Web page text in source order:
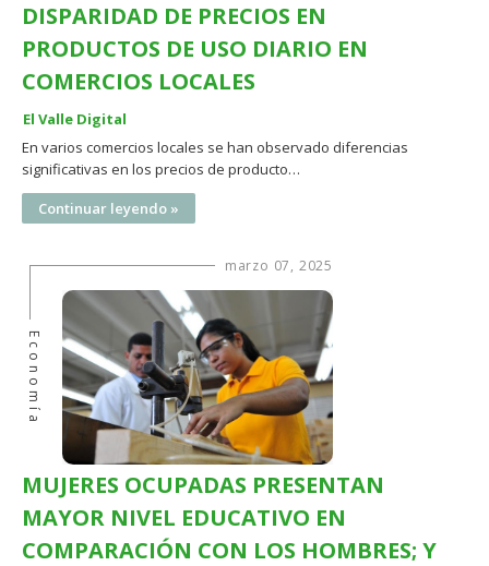
DISPARIDAD DE PRECIOS EN
PRODUCTOS DE USO DIARIO EN
COMERCIOS LOCALES
El Valle Digital
En varios comercios locales se han observado diferencias
significativas en los precios de producto…
Continuar leyendo »
marzo 07, 2025
Economía
MUJERES OCUPADAS PRESENTAN
MAYOR NIVEL EDUCATIVO EN
COMPARACIÓN CON LOS HOMBRES; Y